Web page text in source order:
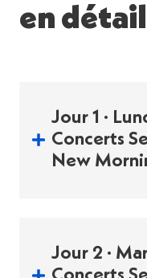
en détail
Jour 1 ·
Concerts
New
Jour 2 ·